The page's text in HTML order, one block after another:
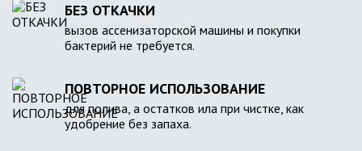
БЕЗ ОТКАЧКИ
вызов ассенизаторской машины и покупки
бактерий не требуется.
ПОВТОРНОЕ ИСПОЛЬЗОВАНИЕ
для полива, а остатков ила при чистке, как
удобрение без запаха.